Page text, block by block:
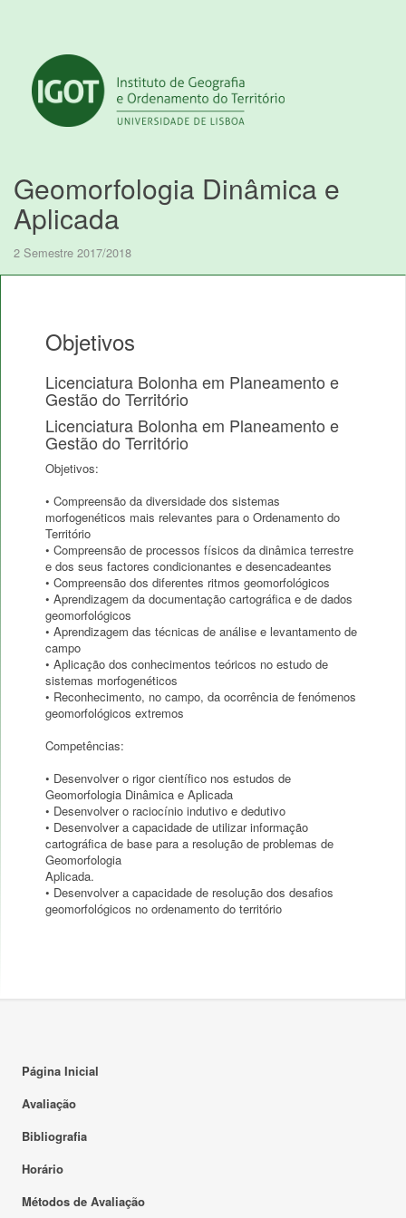
Geomorfologia Dinâmica e
Aplicada
2 Semestre 2017/2018
Objetivos
Licenciatura Bolonha em Planeamento e
Gestão do Território
Licenciatura Bolonha em Planeamento e
Gestão do Território
Objetivos:
• Compreensão da diversidade dos sistemas
morfogenéticos mais relevantes para o Ordenamento do
Território
• Compreensão de processos físicos da dinâmica terrestre
e dos seus factores condicionantes e desencadeantes
• Compreensão dos diferentes ritmos geomorfológicos
• Aprendizagem da documentação cartográfica e de dados
geomorfológicos
• Aprendizagem das técnicas de análise e levantamento de
campo
• Aplicação dos conhecimentos teóricos no estudo de
sistemas morfogenéticos
• Reconhecimento, no campo, da ocorrência de fenómenos
geomorfológicos extremos
Competências:
• Desenvolver o rigor científico nos estudos de
Geomorfologia Dinâmica e Aplicada
• Desenvolver o raciocínio indutivo e dedutivo
• Desenvolver a capacidade de utilizar informação
cartográfica de base para a resolução de problemas de
Geomorfologia
Aplicada.
• Desenvolver a capacidade de resolução dos desafios
Página Inicial
Avaliação
Bibliografia
Horário
Métodos de Avaliação